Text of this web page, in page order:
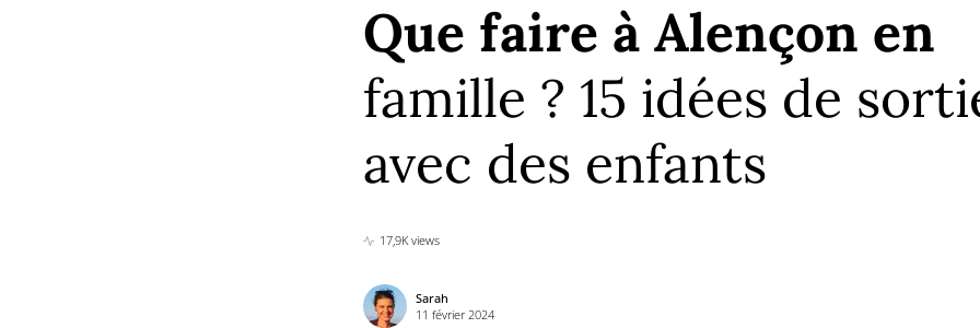
Que faire à Alençon en
famille ? 15 idées de
avec des enfants
17,9K views
Sarah
11 février 2024